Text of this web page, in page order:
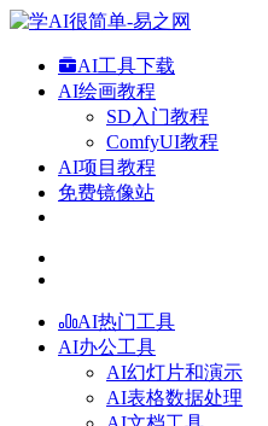
AI工具下载
AI绘画教程
SD入门教程
ComfyUI教程
AI项目教程
免费镜像站
AI热门工具
AI办公工具
AI幻灯片和演示
AI表格数据处理